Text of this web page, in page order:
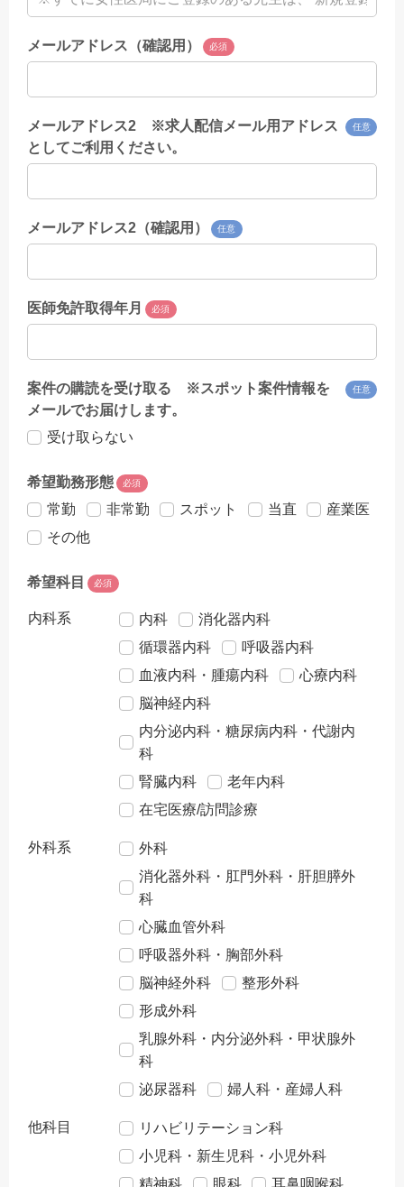
メールアドレス（確認用） 必須
メールアドレス2 ※求人配信メール用アドレス
としてご利用ください。
任意
メールアドレス2（確認用） 任意
医師免許取得年月 必須
案件の購読を受け取る ※スポット案件情報を
メールでお届けします。
任意
受け取らない
希望勤務形態 必須
常勤 非常勤 スポット 当直
産業医
その他
希望科目 必須
内科系 内科
消化器内科
循環器内科
呼吸器内科
血液内科・腫瘍内科
心療内科
脳神経内科
内分泌内科・糖尿病内科・代謝内
科
腎臓内科
老年内科
在宅医療/訪問診療
外科系
外科
消化器外科・肛門外科・肝胆膵外
科
心臓血管外科
呼吸器外科・胸部外科
脳神経外科
整形外科
形成外科
乳腺外科・内分泌外科・甲状腺外
科
泌尿器科
婦人科・産婦人科
他科目
リハビリテーション科
小児科・新生児科・小児外科
精神科
眼科
耳鼻咽喉科